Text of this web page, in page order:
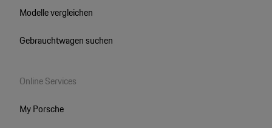
Modelle vergleichen
Gebrauchtwagen suchen
Online Services
My Porsche